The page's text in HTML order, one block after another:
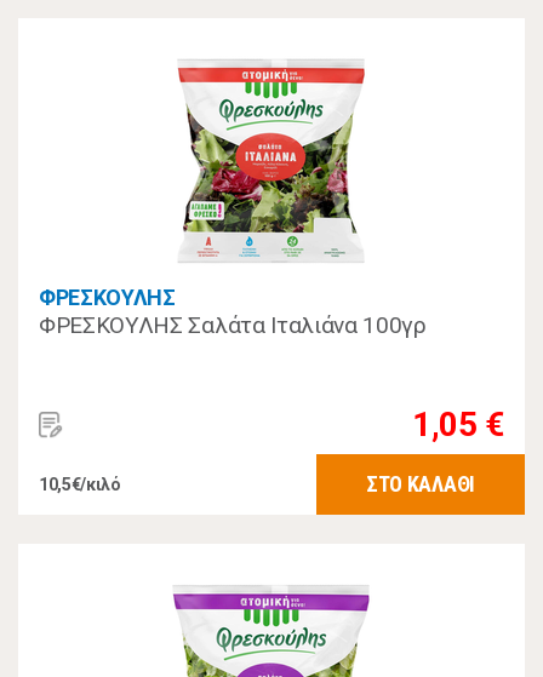
ΦΡΕΣΚΟΥΛΗΣ
ΦΡΕΣΚΟΥΛΗΣ Σαλάτα Ιταλιάνα 100γρ
1,05 €
10,5€/κιλό ΣΤΟ ΚΑΛΑΘΙ